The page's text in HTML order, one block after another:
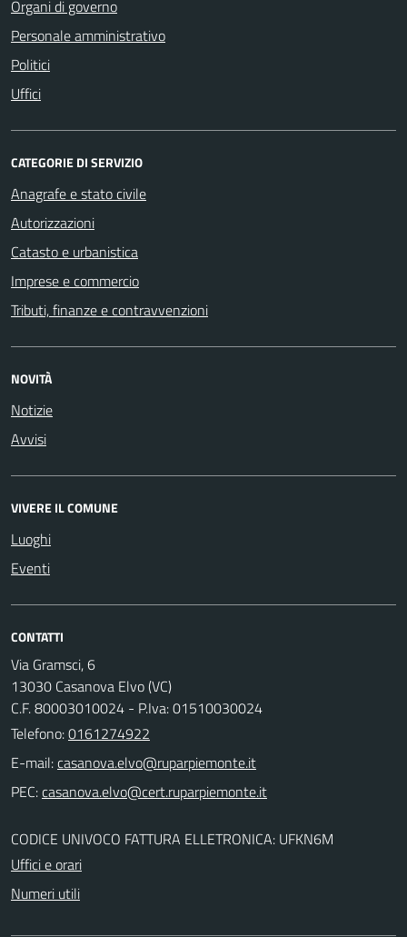
Organi di governo
Personale amministrativo
Politici
Uffici
CATEGORIE DI SERVIZIO
Anagrafe e stato civile
Autorizzazioni
Catasto e urbanistica
Imprese e commercio
Tributi, finanze e contravvenzioni
NOVITÀ
Notizie
Avvisi
VIVERE IL COMUNE
Luoghi
Eventi
CONTATTI
Via Gramsci, 6
13030 Casanova Elvo (VC)
C.F. 80003010024 - P.Iva: 01510030024
Telefono:0161274922
E-mail:
PEC:
CODICE UNIVOCO FATTURA ELLETRONICA: UFKN6M
Uffici e orari
Numeri utili